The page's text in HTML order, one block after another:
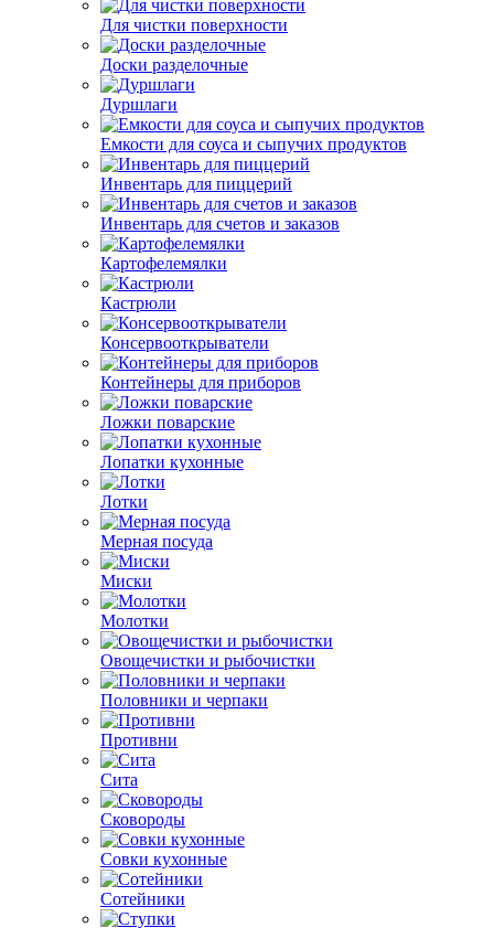
Для чистки поверхности
Доски разделочные
Дуршлаги
Емкости для соуса и сыпучих продуктов
Инвентарь для пиццерий
Инвентарь для счетов и заказов
Картофелемялки
Кастрюли
Консервооткрыватели
Контейнеры для приборов
Ложки поварские
Лопатки кухонные
Лотки
Мерная посуда
Миски
Молотки
Овощечистки и рыбочистки
Половники и черпаки
Противни
Сита
Сковороды
Совки кухонные
Сотейники